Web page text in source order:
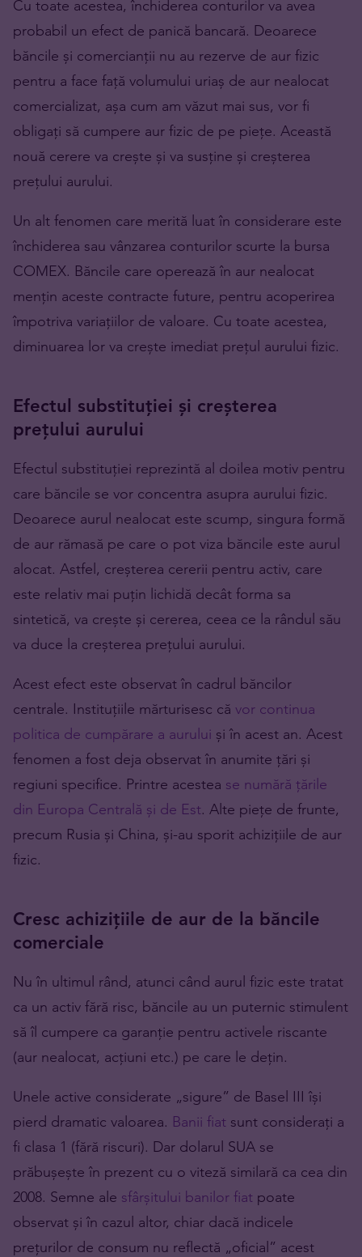
Cu toate acestea, închiderea conturilor va avea
probabil un efect de panică bancară. Deoarece
băncile și comercianții nu au rezerve de aur fizic
pentru a face față volumului uriaș de aur nealocat
comercializat, așa cum am văzut mai sus, vor fi
obligați să cumpere aur fizic de pe piețe. Această
nouă cerere va crește și va susține și creșterea
prețului aurului.
Un alt fenomen care merită luat în considerare este
închiderea sau vânzarea conturilor scurte la bursa
COMEX. Băncile care operează în aur nealocat
mențin aceste contracte future, pentru acoperirea
împotriva variațiilor de valoare. Cu toate acestea,
diminuarea lor va crește imediat prețul aurului fizic.
Efectul substituției și creșterea
prețului aurului
Efectul substituției reprezintă al doilea motiv pentru
care băncile se vor concentra asupra aurului fizic.
Deoarece aurul nealocat este scump, singura formă
de aur rămasă pe care o pot viza băncile este aurul
alocat. Astfel, creșterea cererii pentru activ, care
este relativ mai puțin lichidă decât forma sa
sintetică, va crește și cererea, ceea ce la rândul său
va duce la creșterea prețului aurului.
Acest efect este observat în cadrul băncilor
centrale. Instituțiile mărturisesc că vor continua
politica de cumpărare a aurului și în acest an. Acest
fenomen a fost deja observat în anumite țări și
regiuni specifice. Printre acestea se numără țările
din Europa Centrală și de Est. Alte piețe de frunte,
precum Rusia și China, și-au sporit achizițiile de aur
fizic.
Cresc achizițiile de aur de la băncile
comerciale
Nu în ultimul rând, atunci când aurul fizic este tratat
ca un activ fără risc, băncile au un puternic stimulent
să îl cumpere ca garanție pentru activele riscante
(aur nealocat, acțiuni etc.) pe care le dețin.
Unele active considerate „sigure” de Basel III își
pierd dramatic valoarea. Banii fiat sunt considerați a
fi clasa 1 (fără riscuri). Dar dolarul SUA se
prăbușește în prezent cu o viteză similară ca cea din
2008. Semne ale sfârșitului banilor fiat poate
observat și în cazul altor, chiar dacă indicele
prețurilor de consum nu reflectă „oficial” acest